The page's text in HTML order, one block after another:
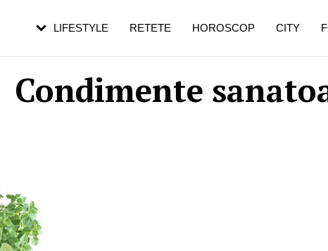
Condimente
LIFESTYLE RETETE HOROSCOP CITY
pe măsură ce înaintezi în vârstă